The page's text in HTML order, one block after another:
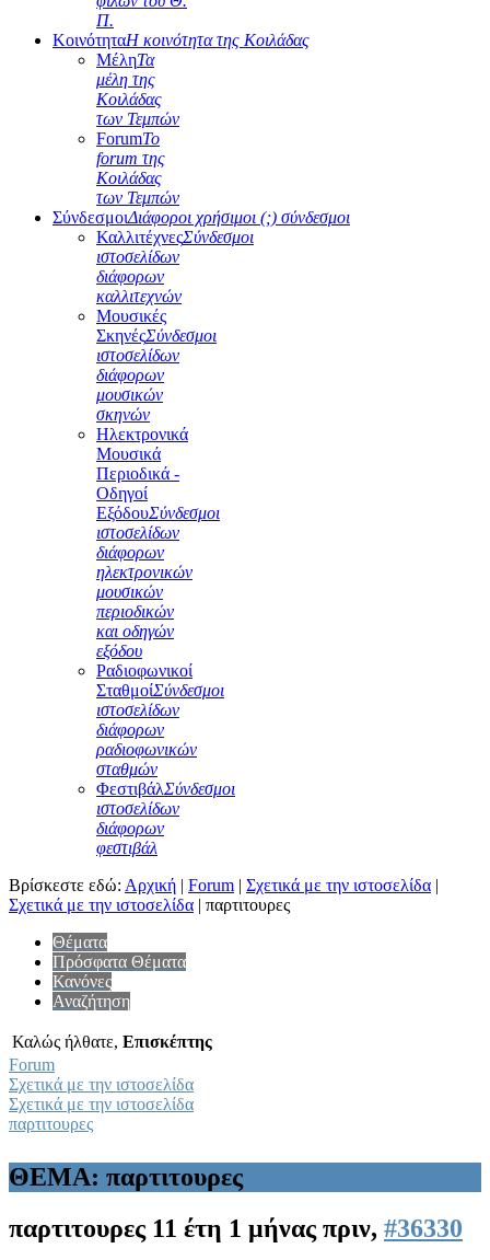
Π.
ΚοινότηταΗ κοινότητα της Κοιλάδας
ΜέληΤα
μέλη της
Κοιλάδας
των Τεμπών
ForumΤο
forum της
Κοιλάδας
των Τεμπών
ΣύνδεσμοιΔιάφοροι χρήσιμοι (;) σύνδεσμοι
ΚαλλιτέχνεςΣύνδεσμοι
ιστοσελίδων
διάφορων
καλλιτεχνών
Μουσικές
ΣκηνέςΣύνδεσμοι
ιστοσελίδων
διάφορων
μουσικών
σκηνών
Ηλεκτρονικά
Μουσικά
Περιοδικά -
Οδηγοί
ΕξόδουΣύνδεσμοι
ιστοσελίδων
διάφορων
ηλεκτρονικών
μουσικών
περιοδικών
και οδηγών
εξόδου
Ραδιοφωνικοί
ΣταθμοίΣύνδεσμοι
ιστοσελίδων
διάφορων
ραδιοφωνικών
σταθμών
ΦεστιβάλΣύνδεσμοι
ιστοσελίδων
διάφορων
φεστιβάλ
Βρίσκεστε εδώ: Αρχική | Forum | Σχετικά με την ιστοσελίδα |
Σχετικά με την ιστοσελίδα | παρτιτουρες
Θέματα
Πρόσφατα Θέματα
Κανόνες
Αναζήτηση
Καλώς ήλθατε, Επισκέπτης
Forum
Σχετικά με την ιστοσελίδα
Σχετικά με την ιστοσελίδα
παρτιτουρες
ΘΕΜΑ: παρτιτουρες
παρτιτουρες 11 έτη 1 μήνας πριν, #36330